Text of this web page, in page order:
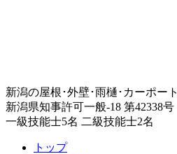
新潟の屋根･外壁･雨樋･カーポート
新潟県知事許可一般-18 第42338号
一級技能士5名 二級技能士2名
トップ